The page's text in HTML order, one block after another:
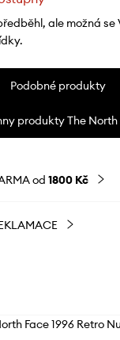
ale možná se
Podobné produkty
produkty The North
od 1800 Kč
Face 1996 Retro